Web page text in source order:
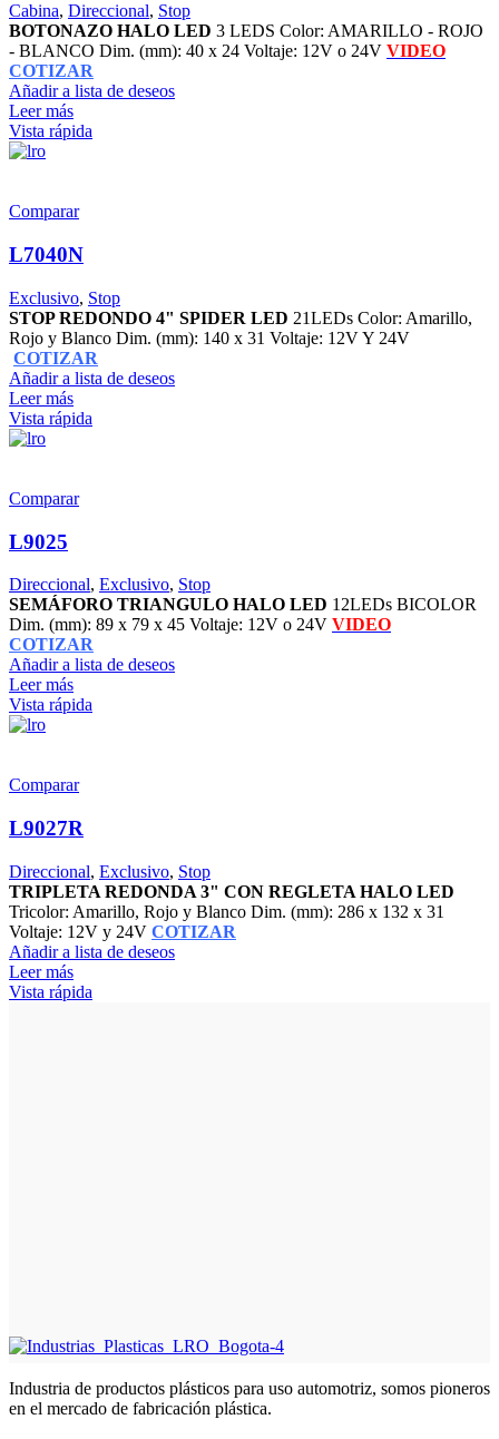
Cabina, Direccional, Stop
BOTONAZO HALO LED 3 LEDS Color: AMARILLO - ROJO
- BLANCO Dim. (mm): 40 x 24 Voltaje: 12V o 24V VIDEO
COTIZAR
Añadir a lista de deseos
Leer más
Vista rápida
Comparar
L7040N
Exclusivo, Stop
STOP REDONDO 4" SPIDER LED 21LEDs Color: Amarillo,
Rojo y Blanco Dim. (mm): 140 x 31 Voltaje: 12V Y 24V
COTIZAR
Añadir a lista de deseos
Leer más
Vista rápida
Comparar
L9025
Direccional, Exclusivo, Stop
SEMÁFORO TRIANGULO HALO LED 12LEDs BICOLOR
Dim. (mm): 89 x 79 x 45 Voltaje: 12V o 24V VIDEO
COTIZAR
Añadir a lista de deseos
Leer más
Vista rápida
Comparar
L9027R
Direccional, Exclusivo, Stop
TRIPLETA REDONDA 3" CON REGLETA HALO LED
Tricolor: Amarillo, Rojo y Blanco Dim. (mm): 286 x 132 x 31
Voltaje: 12V y 24V COTIZAR
Añadir a lista de deseos
Leer más
Vista rápida
Industria de productos plásticos para uso automotriz, somos pioneros
en el mercado de fabricación plástica.